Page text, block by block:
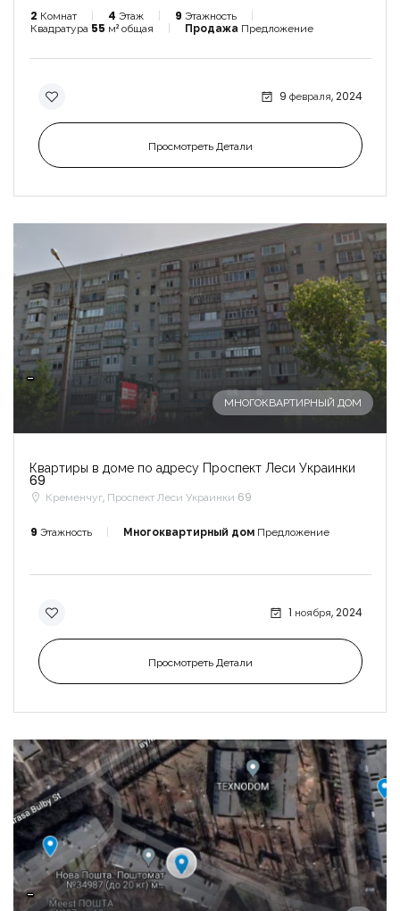
2 Комнат 4 Этаж 9 Этажность
Квадратура 55 м² общая Продажа Предложение
9 февраля, 2024
Просмотреть Детали
-
МНОГОКВАРТИРНЫЙ ДОМ
Квартиры в доме по адресу Проспект Леси Украинки
69
Кременчуг, Проспект Леси Украинки 69
9 Этажность Многоквартирный дом Предложение
1 ноября, 2024
Просмотреть Детали
-